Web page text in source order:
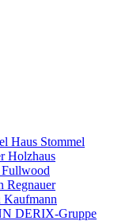
Haus Stommel
Holzhaus
Fullwood
Regnauer
Kaufmann
DERIX-Gruppe